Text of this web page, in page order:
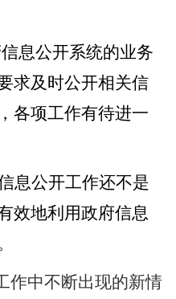
息公开系统的业务
求及时公开相关信
各项工作有待进一
息公开工作还不是
效地利用政府信息
作中不断出现的新情